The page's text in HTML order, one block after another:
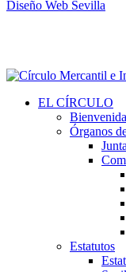
Diseño Web Sevilla
EL CÍRCULO
Órganos
Estatutos